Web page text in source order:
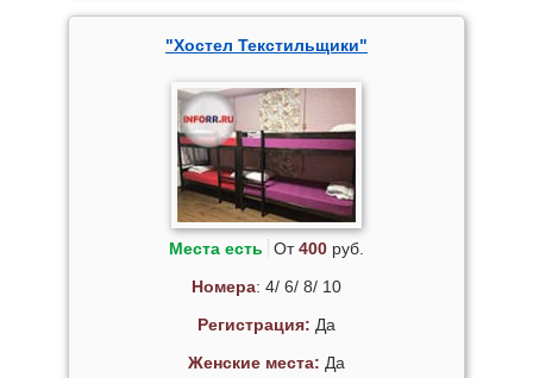
"Хостел Текстильщики"
Места есть От400руб.
Номера: 4/ 6/ 8/ 10
Регистрация: Да
Женские места: Да